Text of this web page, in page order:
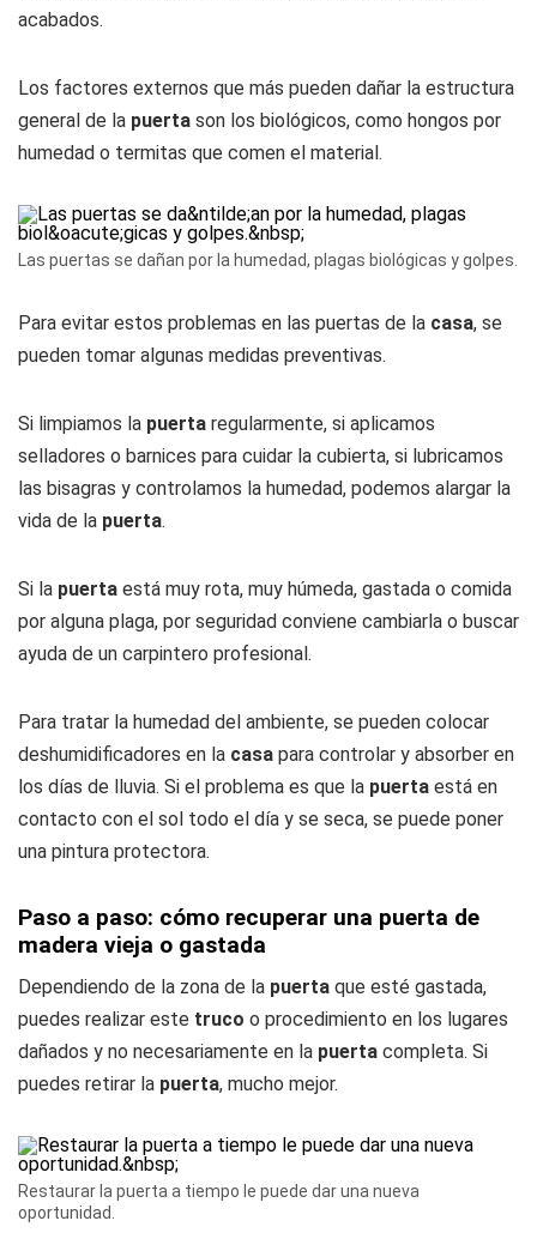
acabados.
Los factores externos que más pueden dañar la estructura
general de la puerta son los biológicos, como hongos por
humedad o termitas que comen el material.
Las puertas se dañan por la humedad, plagas biológicas y golpes.
Para evitar estos problemas en las puertas de la casa, se
pueden tomar algunas medidas preventivas.
Si limpiamos la puerta regularmente, si aplicamos
selladores o barnices para cuidar la cubierta, si lubricamos
las bisagras y controlamos la humedad, podemos alargar la
vida de la puerta.
Si la puerta está muy rota, muy húmeda, gastada o comida
por alguna plaga, por seguridad conviene cambiarla o buscar
ayuda de un carpintero profesional.
Para tratar la humedad del ambiente, se pueden colocar
deshumidificadores en la casa para controlar y absorber en
los días de lluvia. Si el problema es que la puerta está en
contacto con el sol todo el día y se seca, se puede poner
una pintura protectora.
Paso a paso: cómo recuperar una puerta de
madera vieja o gastada
Dependiendo de la zona de la puerta que esté gastada,
puedes realizar este truco o procedimiento en los lugares
dañados y no necesariamente en la puerta completa. Si
puedes retirar la puerta, mucho mejor.
Restaurar la puerta a tiempo le puede dar una nueva
oportunidad.